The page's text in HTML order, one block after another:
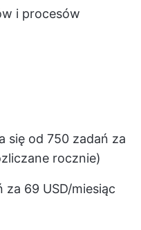
i procesów
się od 750 zadań za
rocznie)
za 69 USD/miesiąc